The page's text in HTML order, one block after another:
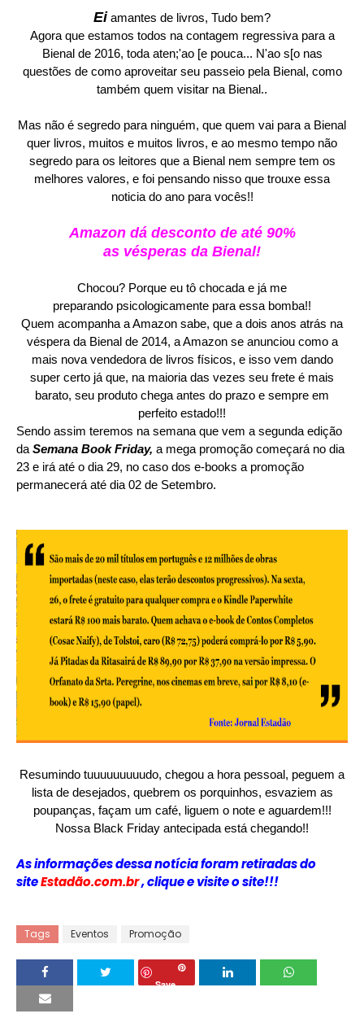
Ei amantes de livros, Tudo bem?
Agora que estamos todos na contagem regressiva para a
Bienal de 2016, toda aten;'ao [e pouca... N'ao s[o nas
questões de como aproveitar seu passeio pela Bienal, como
também quem visitar na Bienal..
Mas não é segredo para ninguém, que quem vai para a Bienal
quer livros, muitos e muitos livros, e ao mesmo tempo não
segredo para os leitores que a Bienal nem sempre tem os
melhores valores, e foi pensando nisso que trouxe essa
noticia do ano para vocês!!
Amazon dá desconto de até 90%
as vésperas da Bienal!
Chocou? Porque eu tô chocada e já me
preparando psicologicamente para essa bomba!!
Quem acompanha a Amazon sabe, que a dois anos atrás na
véspera da Bienal de 2014, a Amazon se anunciou como a
mais nova vendedora de livros físicos, e isso vem dando
super certo já que, na maioria das vezes seu frete é mais
barato, seu produto chega antes do prazo e sempre em
perfeito estado!!!
Sendo assim teremos na semana que vem a segunda edição
da Semana Book Friday, a mega promoção começará no dia
23 e irá até o dia 29, no caso dos e-books a promoção
permanecerá até dia 02 de Setembro.
Resumindo tuuuuuuuuudo, chegou a hora pessoal, peguem a
lista de desejados, quebrem os porquinhos, esvaziem as
poupanças, façam um café, liguem o note e aguardem!!!
Nossa Black Friday antecipada está chegando!!
As informações dessa notícia foram retiradas do
siteEstadão.com.br,clique e visite o site!!!
Tags Eventos Promoção
Save